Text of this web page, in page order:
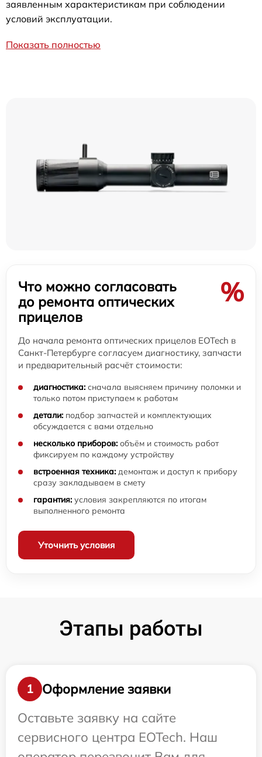
заявленным характеристикам при соблюдении
условий эксплуатации.
Показать полностью
Что можно согласовать
до ремонта оптических
прицелов
%
До начала ремонта оптических прицелов EOTech в
Санкт-Петербурге согласуем диагностику, запчасти
и предварительный расчёт стоимости:
диагностика: сначала выясняем причину поломки и
только потом приступаем к работам
детали: подбор запчастей и комплектующих
обсуждается с вами отдельно
несколько приборов: объём и стоимость работ
фиксируем по каждому устройству
встроенная техника: демонтаж и доступ к прибору
сразу закладываем в смету
гарантия: условия закрепляются по итогам
выполненного ремонта
Уточнить условия
Этапы работы
1
Оформление заявки
Оставьте заявку на сайте
сервисного центра EOTech. Наш